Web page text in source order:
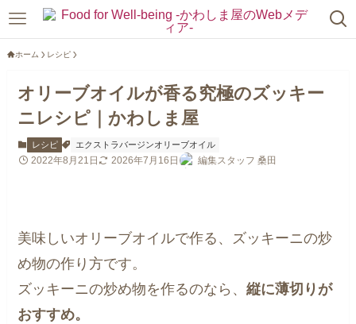
ホーム レシピ
オリーブオイルが香る究極のズッキー
ニレシピ｜かわしま屋
レシピ エクストラバージンオリーブオイル
2022年8月21日 2026年7月16日 編集スタッフ 桑田
美味しいオリーブオイルで作る、ズッキーニの炒
め物の作り方です。
ズッキーニの炒め物を作るのなら、縦に薄切りが
おすすめ。